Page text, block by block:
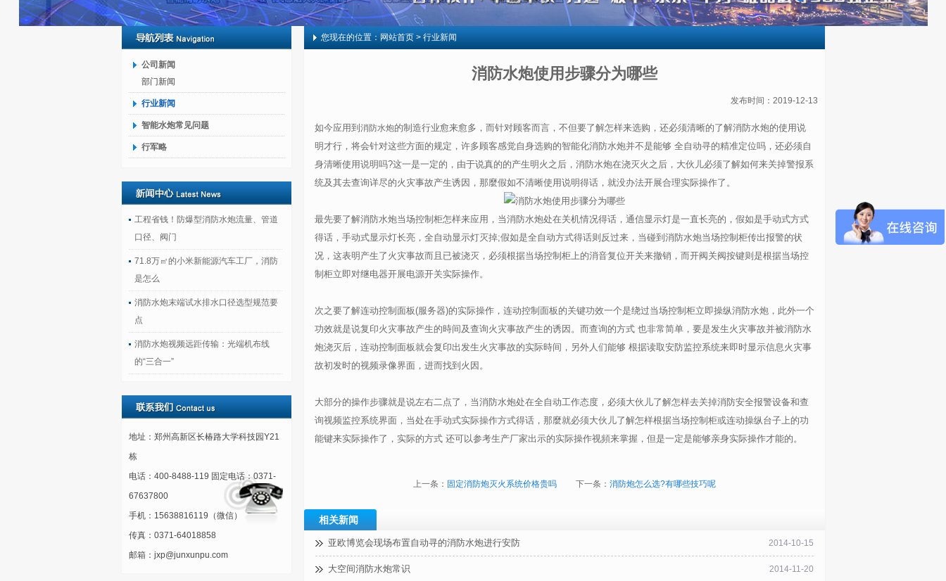
公司新闻
部门新闻
行业新闻
智能水炮常见问题
行军略
工程省钱！防爆型消防水炮流量、管道
口径、阀门
71.8万㎡的小米新能源汽车工厂，消防
是怎么
消防水炮末端试水排水口径选型规范要
点
消防水炮视频远距传输：光端机布线
的“三合一”
地址：郑州高新区长椿路大学科技园Y21
栋
电话：400-8488-119 固定电话：0371-
67637800
手机：15638816119（微信）
传真：0371-64018858
邮箱：jxp@junxunpu.com
您现在的位置： 网站首页> 行业新闻
消防水炮使用步骤分为哪些
发布时间：2019-12-13
如今应用到 消防水炮的制造行业愈来愈多，而针对顾客而言，不但要了解怎样来选购，还必须清晰的了解消防水炮的使用说
明才行，将会针对这些方面的规定，许多顾客感觉自身选购的智能化消防水炮并不是能够 全自动寻的精准定位吗，还必须自
身清晰使用说明吗?这一是一定的，由于说真的的产生明火之后，消防水炮在浇灭火之后，大伙儿必须了解如何来关掉警报系
统及其去查询详尽的火灾事故产生诱因，那麼假如不清晰使用说明得话，就没办法开展合理实际操作了。
最先要了解消防水炮当场控制柜怎样来应用，当消防水炮处在关机情况得话，通信显示灯是一直长亮的，假如是手动式方式
得话，手动式显示灯长亮，全自动显示灯灭掉;假如是全自动方式得话则反过来，当碰到消防水炮当场控制柜传出报警的状
况，这表明产生了火灾事故而且已被浇灭，必须根据当场控制柜上的消音复位开关来撤销，而开阀关阀按键则是根据当场控
制柜立即对继电器开展电源开关实际操作。
次之要了解连动控制面板(服务器)的实际操作，连动控制面板的关键功效一个是绕过当场控制柜立即操纵消防水炮，此外一个
功效就是说复印火灾事故产生的時间及查询火灾事故产生的诱因。而查询的方式 也非常简单，要是发生火灾事故并被消防水
炮浇灭后，连动控制面板就会复印出发生火灾事故的实际時间，另外人们能够 根据读取安防监控系统来即时显示信息火灾事
故初发时的视频录像界面，进而找到火因。
大部分的操作步骤就是说左右二点了，当消防水炮处在全自动工作态度，必须大伙儿了解怎样去关掉消防安全报警设备和查
询视频监控系统界面，当处在手动式实际操作方式得话，那麼就必须大伙儿了解怎样根据当场控制柜或连动操纵台子上的功
能键来实际操作了，实际的方式 还可以参考生产厂家出示的实际操作视頻来掌握，但是一定是能够亲身实际操作才能的。
上一条： 固定消防炮灭火系统价格贵吗 下一条： 消防炮怎么选?有哪些技巧呢
相关新闻
2014-10-15
亚欧博览会现场布置自动寻的消防水炮进行安防
2014-11-20
大空间消防水炮常识